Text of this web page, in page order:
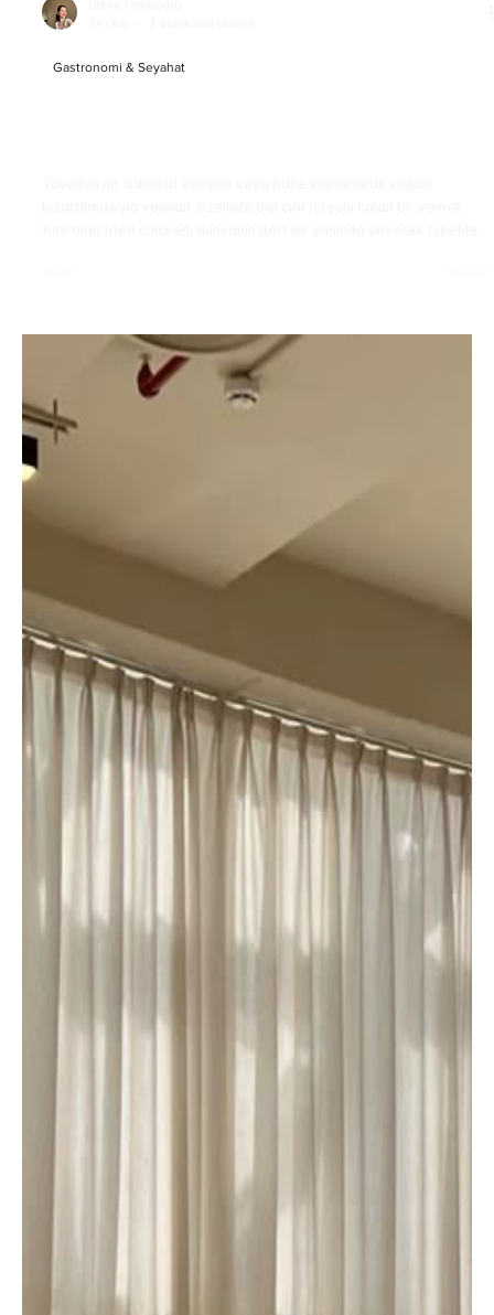
Defne Tortozoğlu
3 dakikada okunur
İstanbul’da Fried Chicken Nerede Yenir? En
Popüler Mekanlar
Tavuğun un, baharat karışımı veya pane kaplanarak yağda
kızartılmasıyla yapılan, özellikle dışı çıtır içi sulu kalan bir yemek
türü olan fried chicken, dünyanın dört bir yanında severek tüketilen
ikonik lezzetlerden biridir.